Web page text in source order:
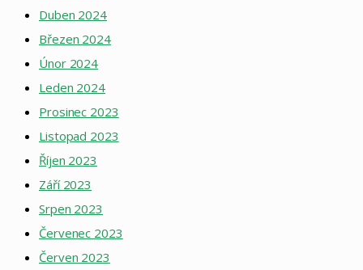
Duben 2024
Březen 2024
Únor 2024
Leden 2024
Prosinec 2023
Listopad 2023
Říjen 2023
Září 2023
Srpen 2023
Červenec 2023
Červen 2023